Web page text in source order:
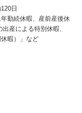
日
勤続休暇、産前産後休
産による特別休暇、
暇）」など